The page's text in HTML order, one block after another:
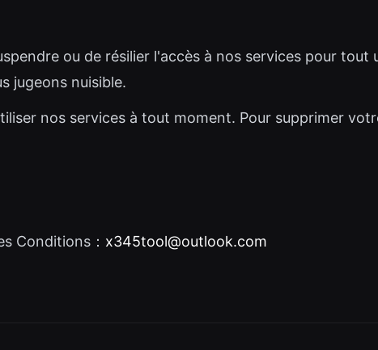
ou de résilier l'accès à nos services pour
jugeons nuisible.
nos services à tout moment. Pour supprimer
Conditions： x345tool@outlook.com